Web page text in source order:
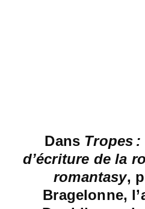
Dans Tropes
d’écriture de la
romantasy,
Bragelonne,